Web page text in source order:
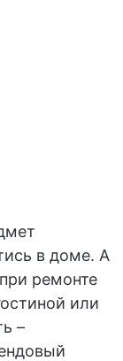
в доме. А
ремонте
или
–